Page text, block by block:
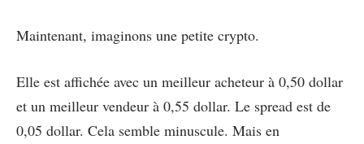
Maintenant, imaginons une petite crypto.
Elle est affichée avec un meilleur acheteur à 0,50 dollar
et un meilleur vendeur à 0,55 dollar. Le spread est de
0,05 dollar. Cela semble minuscule. Mais en